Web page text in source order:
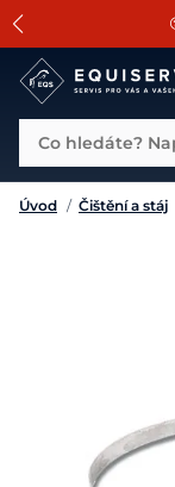
📐Pasování
Úvod / Čištění a stáj